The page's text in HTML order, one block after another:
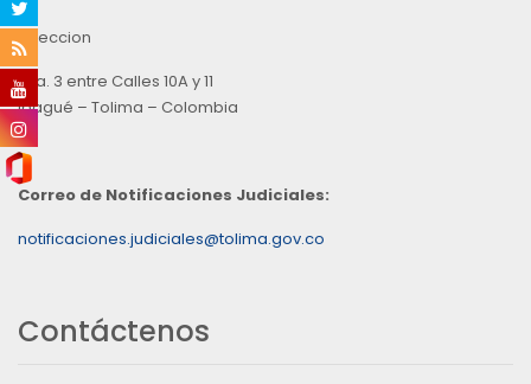
Direccion
Cra. 3 entre Calles 10A y 11
Ibagué – Tolima – Colombia
Correo de Notificaciones Judiciales:
notificaciones.judiciales@tolima.gov.co
Contáctenos